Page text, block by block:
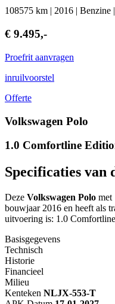
108575 km | 2016 | Benzine
€ 9.495,-
Proefrit aanvragen
inruilvoorstel
Offerte
Volkswagen Polo
1.0 Comfortline
Specificaties van
Deze Volkswagen Polo met
bouwjaar 2016 en heeft als
uitvoering is: 1.0
Basisgegevens
Technisch
Historie
Financieel
Milieu
Kenteken NLJX-553-T